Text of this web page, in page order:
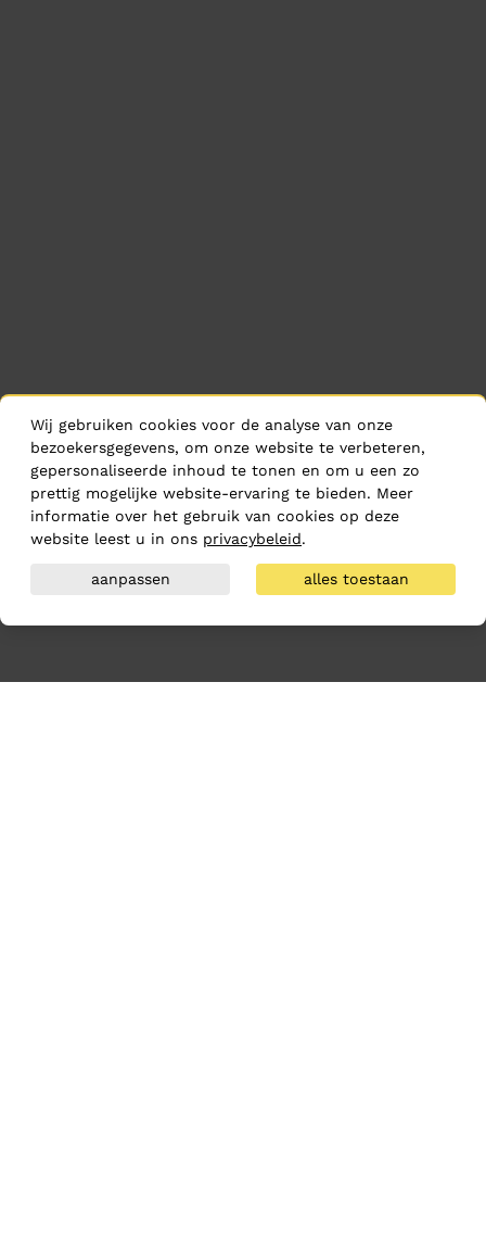
Wij gebruiken cookies voor de analyse van onze
bezoekersgegevens, om onze website te verbeteren,
gepersonaliseerde inhoud te tonen en om u een zo
prettig mogelijke website-ervaring te bieden. Meer
informatie over het gebruik van cookies op deze
website leest u in ons privacybeleid.
aanpassen alles toestaan